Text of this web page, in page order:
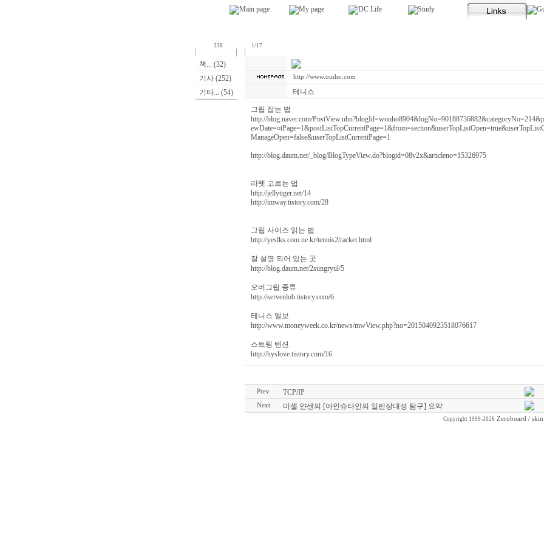
338 1/17
책... (32)
기사 (252)
기타... (54)
http://www.oinho.com
테니스
그립 잡는 법
http://blog.naver.com/
ManageOpen=false&userTopListCurrentPage=1
http://blog.daum.net/_blog/BlogTypeView.do?blogid=08v2x&articleno=15326975
라텟 고르는 법
http://jellytiger.net/14
http://imway.tistory.com/28
그립 사이즈 읽는 법
http://yeslks.com.ne.kr/tennis2/racket.html
잘 설명 되어 있는 곳
http://blog.daum.net/2sungryul/5
오버그립 종류
http://servenlob.tistory.com/6
테니스 엘보
http://www.moneyweek.co.kr/news/mwView.php?no=2015040923518076617
스트링 텐션
http://hyslove.tistory.com/16
Prev TCP/IP
Next 미셸 얀센의 [아인슈타인의 일반상대성 탐구] 요약
Copyright 1999-2026 Zeroboard /